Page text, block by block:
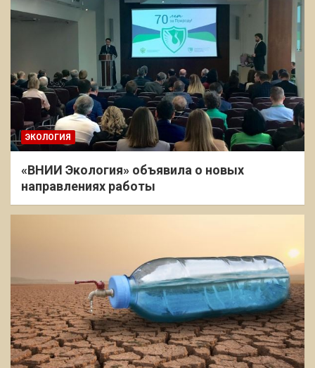
ЭКОЛОГИЯ
«ВНИИ Экология» объявила о новых
направлениях работы